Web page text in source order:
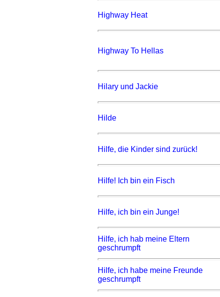
Highway Heat
Highway To Hellas
Hilary und Jackie
Hilde
Hilfe, die Kinder sind zurück!
Hilfe! Ich bin ein Fisch
Hilfe, ich bin ein Junge!
Hilfe, ich hab meine Eltern
geschrumpft
Hilfe, ich habe meine Freunde
geschrumpft